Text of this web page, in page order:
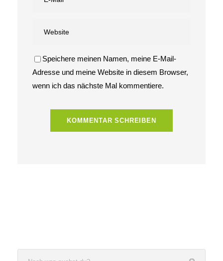
Speichere meinen Namen, meine E-Mail-
Adresse und meine Website in diesem Browser,
wenn ich das nächste Mal kommentiere.